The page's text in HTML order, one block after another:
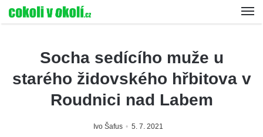
Socha sedícího muže u
starého židovského hřbitova v
Roudnici nad Labem
Ivo Šafus 5. 7. 2021